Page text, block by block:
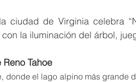
ciudad de Virginia celebra
la iluminación del árbol,
Tahoe
donde el lago alpino más grande